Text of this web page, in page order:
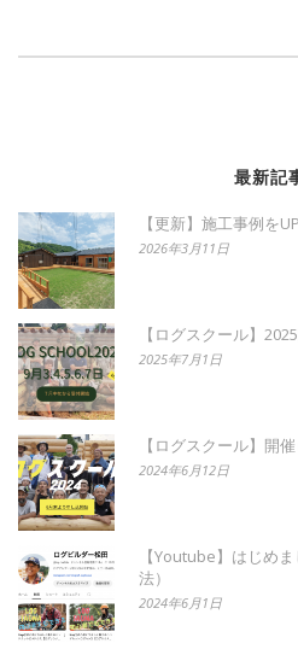
最新記
【更新】施工事例を
2026年3月11日
【ログスクール】
2025年7月1日
【ログスクール】開
2024年6月12日
【Youtube】はじめ
法）
2024年6月1日